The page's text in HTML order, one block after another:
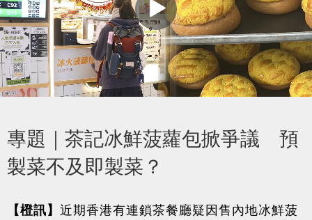
專題｜茶記冰鮮菠蘿包掀爭議 預
製菜不及即製菜？
【橙訊】 近期香港有連鎖茶餐廳疑因售內地冰鮮菠